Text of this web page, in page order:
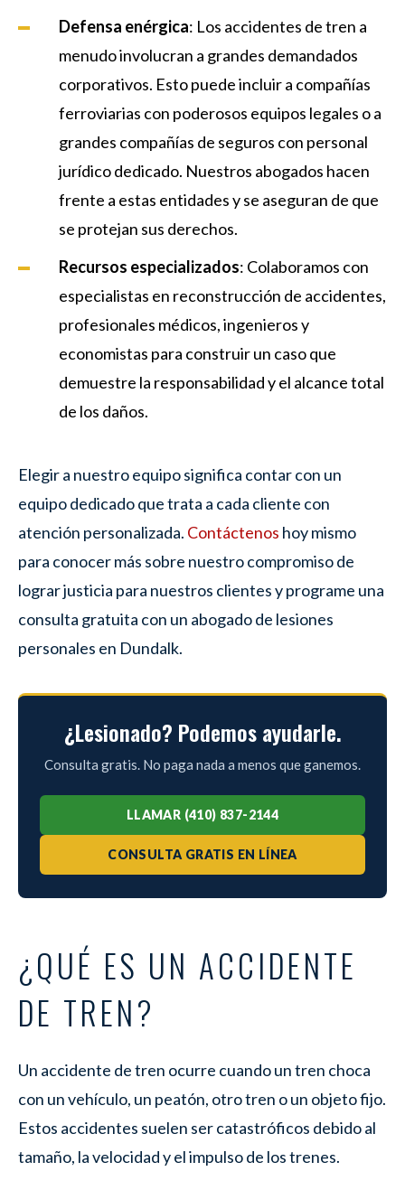
Defensa enérgica: Los accidentes de tren a
menudo involucran a grandes demandados
corporativos. Esto puede incluir a compañías
ferroviarias con poderosos equipos legales o a
grandes compañías de seguros con personal
jurídico dedicado. Nuestros abogados hacen
frente a estas entidades y se aseguran de que
se protejan sus derechos.
Recursos especializados: Colaboramos con
especialistas en reconstrucción de accidentes,
profesionales médicos, ingenieros y
economistas para construir un caso que
demuestre la responsabilidad y el alcance total
de los daños.
Elegir a nuestro equipo significa contar con un
equipo dedicado que trata a cada cliente con
atención personalizada. Contáctenos hoy mismo
para conocer más sobre nuestro compromiso de
lograr justicia para nuestros clientes y programe una
consulta gratuita con un abogado de lesiones
personales en Dundalk.
¿Lesionado? Podemos ayudarle.
Consulta gratis. No paga nada a menos que ganemos.
LLAMAR (410) 837-2144
CONSULTA GRATIS EN LÍNEA
¿QUÉ ES UN ACCIDENTE
DE TREN?
Un accidente de tren ocurre cuando un tren choca
con un vehículo, un peatón, otro tren o un objeto fijo.
Estos accidentes suelen ser catastróficos debido al
tamaño, la velocidad y el impulso de los trenes.